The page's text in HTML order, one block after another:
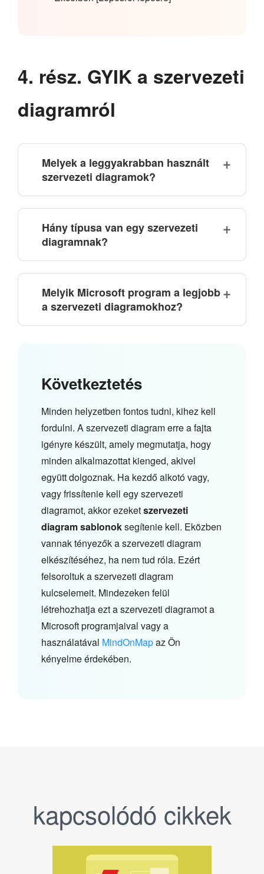
4. rész. GYIK a szervezeti
diagramról
Melyek a leggyakrabban használt
szervezeti diagramok?
Hány típusa van egy szervezeti
diagramnak?
Melyik Microsoft program a legjobb
a szervezeti diagramokhoz?
Következtetés
Minden helyzetben fontos tudni, kihez kell
fordulni. A szervezeti diagram erre a fajta
igényre készült, amely megmutatja, hogy
minden alkalmazottat kienged, akivel
együtt dolgoznak. Ha kezdő alkotó vagy,
vagy frissítenie kell egy szervezeti
diagramot, akkor ezeketszervezeti
diagram sablonoksegítenie kell. Eközben
vannak tényezők a szervezeti diagram
elkészítéséhez, ha nem tud róla. Ezért
felsoroltuk a szervezeti diagram
kulcselemeit. Mindezeken felül
létrehozhatja ezt a szervezeti diagramot a
Microsoft programjaival vagy a
használatával MindOnMapaz Ön
kényelme érdekében.
kapcsolódó cikkek